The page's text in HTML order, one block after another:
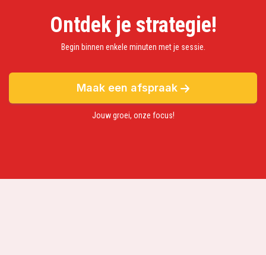
Ontdek je strategie!
Begin binnen enkele minuten met je sessie.
Maak een afspraak
Jouw groei, onze focus!